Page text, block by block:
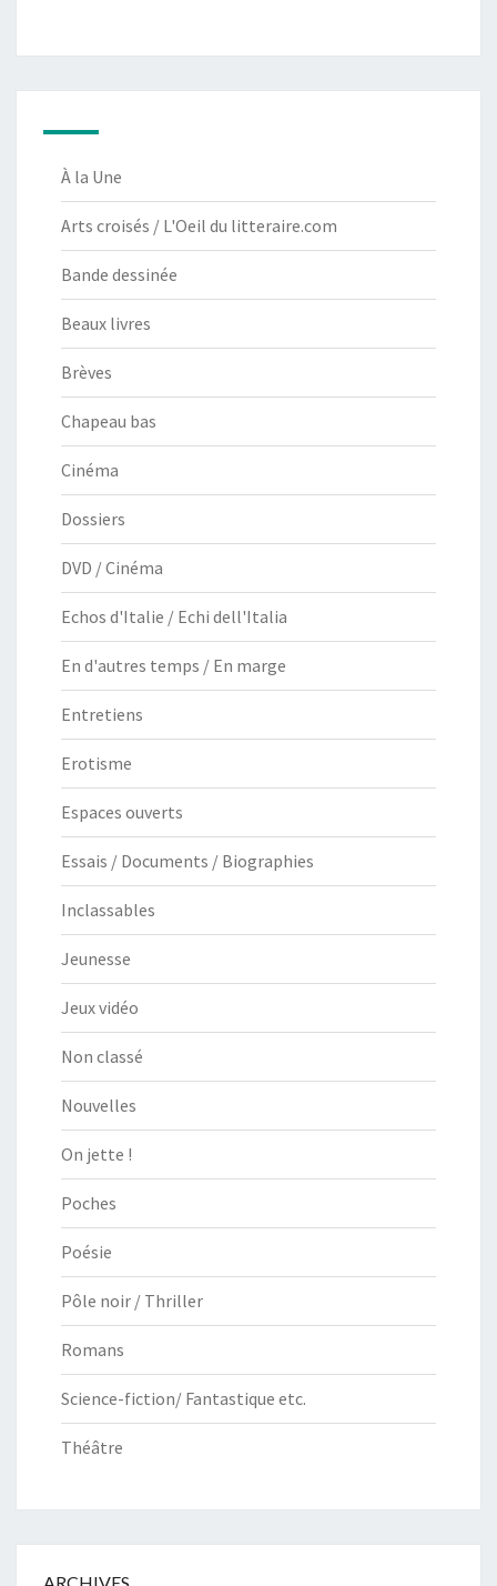
À la Une
Arts croisés / L'Oeil du litteraire.com
Bande dessinée
Beaux livres
Brèves
Chapeau bas
Cinéma
Dossiers
DVD / Cinéma
Echos d'Italie / Echi dell'Italia
En d'autres temps / En marge
Entretiens
Erotisme
Espaces ouverts
Essais / Documents / Biographies
Inclassables
Jeunesse
Jeux vidéo
Non classé
Nouvelles
On jette !
Poches
Poésie
Pôle noir / Thriller
Romans
Science-fiction/ Fantastique etc.
Théâtre
ARCHIVES